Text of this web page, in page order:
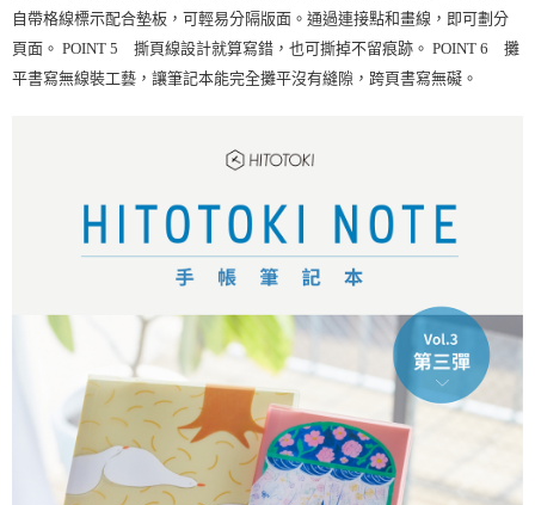
自帶格線標示配合墊板，可輕易分隔版面。通過連接點和畫線，即可劃分
頁面。 POINT 5 撕頁線設計就算寫錯，也可撕掉不留痕跡。 POINT 6 攤
平書寫無線裝工藝，讓筆記本能完全攤平沒有縫隙，跨頁書寫無礙。